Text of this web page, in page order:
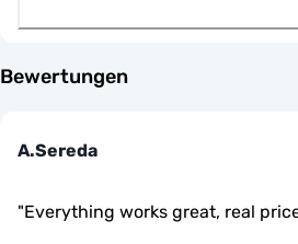
Bewertungen
A.Sereda
"Everything works great, real